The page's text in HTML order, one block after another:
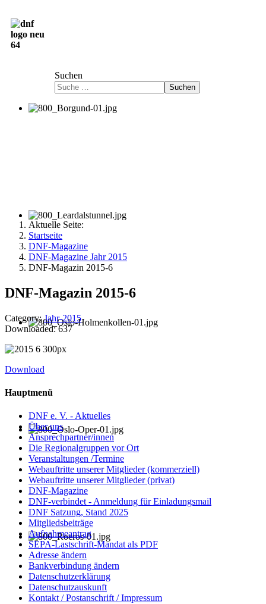
Suchen
Suchen
Aktuelle Seite:
Startseite
DNF-Magazine
DNF-Magazine Jahr 2015
DNF-Magazin 2015-6
DNF-Magazin 2015-6
Category:Jahr-2015
Downloaded: 637
Download
Hauptmenü
DNF e. V. - Aktuelles
Über uns
Ansprechpartner/innen
Die Regionalgruppen vor Ort
Veranstaltungen /Termine
Webauftritte unserer Mitglieder (kommerziell)
Webauftritte unserer Mitglieder (privat)
DNF-Magazine
DNF-verbindet - Anmeldung für Einladungsmail
DNF Satzung, Stand 2025
Mitgliedsbeiträge
Aufnahmeantrag
SEPA-Lastschrift-Mandat als PDF
Adresse ändern
Bankverbindung ändern
Datenschutzerklärung
Datenschutzauskunft
Kontakt / Postanschrift / Impressum